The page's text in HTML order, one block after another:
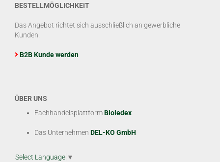
BESTELLMÖGLICHKEIT
Das Angebot richtet sich ausschließlich an gewerbliche
Kunden.
B2B Kunde werden
ÜBER UNS
FachhandelsplattformBioledex
Das Unternehmen DEL-KO GmbH
Select Language ▼